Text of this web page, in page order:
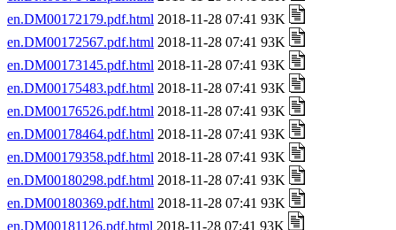
en.DM00172179.pdf.html 2018-11-28 07:41 93K
en.DM00172567.pdf.html 2018-11-28 07:41 93K
en.DM00173145.pdf.html 2018-11-28 07:41 93K
en.DM00175483.pdf.html 2018-11-28 07:41 93K
en.DM00176526.pdf.html 2018-11-28 07:41 93K
en.DM00178464.pdf.html 2018-11-28 07:41 93K
en.DM00179358.pdf.html 2018-11-28 07:41 93K
en.DM00180298.pdf.html 2018-11-28 07:41 93K
en.DM00180369.pdf.html 2018-11-28 07:41 93K
en.DM00181126.pdf.html 2018-11-28 07:41 93K